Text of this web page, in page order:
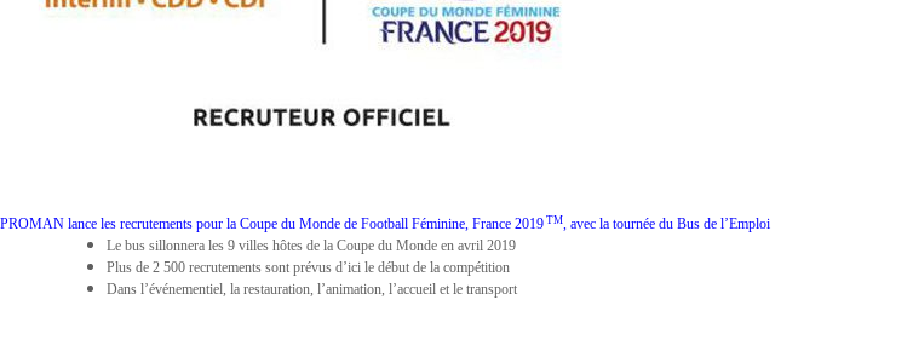
PROMAN lance les recrutements pour la Coupe du Monde de Football Féminine, France 2019 TM, avec la tournée du Bus de l’Emploi
Le bus sillonnera les 9 villes hôtes de la Coupe du Monde en avril 2019
Plus de 2 500 recrutements sont prévus d’ici le début de la compétition
Dans l’événementiel, la restauration, l’animation, l’accueil et le transport